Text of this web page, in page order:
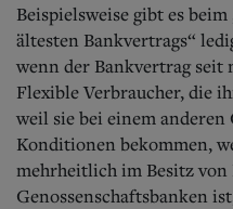
Beispielsweise gibt es
ältesten Bankvertrags“
wenn der Bankvertrag seit
Flexible Verbraucher, die
weil sie bei einem
Konditionen bekommen,
mehrheitlich im Besitz von
Genossenschaftsbanken